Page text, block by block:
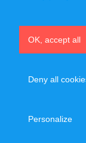
OK, accept all
Deny all
Personalize